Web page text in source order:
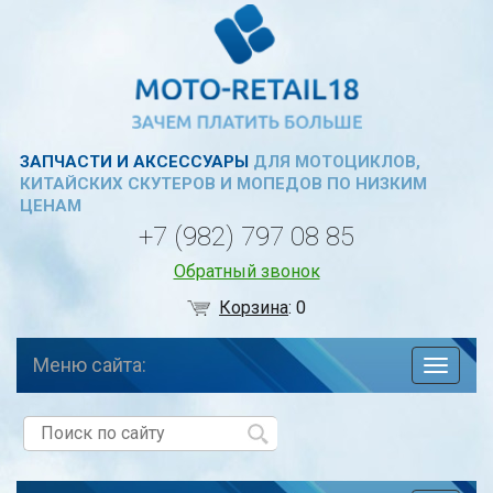
ЗАПЧАСТИ И АКСЕССУАРЫДЛЯ МОТОЦИКЛОВ,
КИТАЙСКИХ СКУТЕРОВ И МОПЕДОВ ПО НИЗКИМ
ЦЕНАМ
+7 (982) 797 08 85
Обратный звонок
Корзина:0
по
Меню сайта: